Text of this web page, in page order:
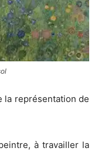
la représentation de
à travailler la